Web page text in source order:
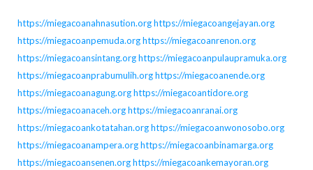
https://miegacoanahnasution.orghttps://miegacoangejayan.org
https://miegacoanpemuda.orghttps://miegacoanrenon.org
https://miegacoansintang.orghttps://miegacoanpulaupramuka.org
https://miegacoanprabumulih.orghttps://miegacoanende.org
https://miegacoanagung.orghttps://miegacoantidore.org
https://miegacoanaceh.orghttps://miegacoanranai.org
https://miegacoankotatahan.orghttps://miegacoanwonosobo.org
https://miegacoanampera.orghttps://miegacoanbinamarga.org
https://miegacoansenen.orghttps://miegacoankemayoran.org